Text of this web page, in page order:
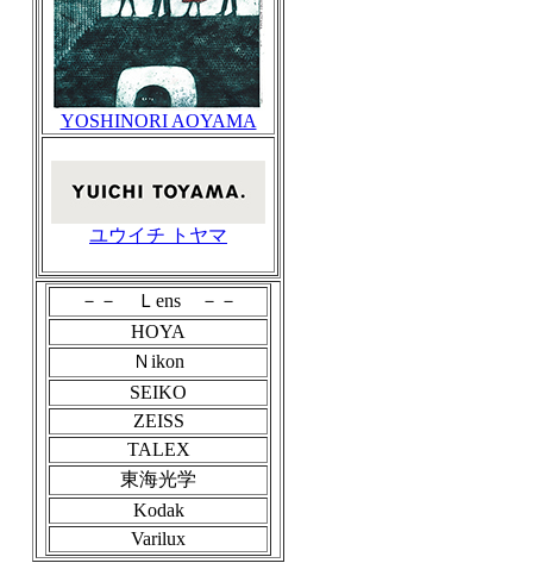
YOSHINORI AOYAMA
ユウイチ トヤマ
－－ Ｌens －－
HOYA
Ｎikon
SEIKO
ZEISS
TALEX
東海光学
Kodak
Varilux